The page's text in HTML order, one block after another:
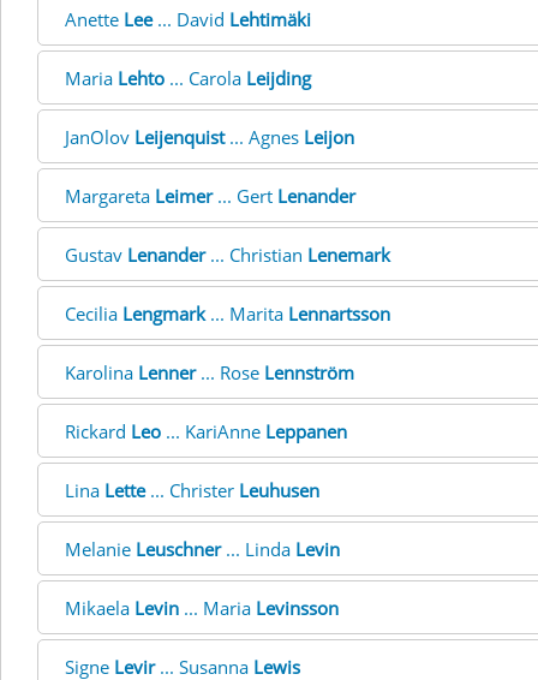
Anette Lee... David Lehtimäki
Maria Lehto ... Carola Leijding
JanOlov Leijenquist... Agnes Leijon
Margareta Leimer... Gert Lenander
Gustav Lenander... Christian Lenemark
Cecilia Lengmark... Marita Lennartsson
Karolina Lenner... Rose Lennström
Rickard Leo ... KariAnne Leppanen
Lina Lette... Christer Leuhusen
Melanie Leuschner... Linda Levin
Mikaela Levin ... Maria Levinsson
Signe Levir... Susanna Lewis